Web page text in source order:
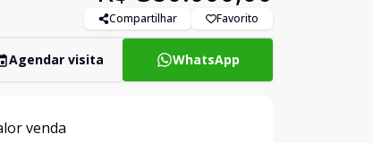
Compartilhar Favorito
Agendar visita WhatsApp
venda